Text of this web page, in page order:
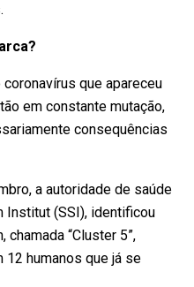
que apareceu
em constante mutação,
consequências
a autoridade de saúde
Institut (SSI), identificou
“Cluster 5”,
humanos que já se